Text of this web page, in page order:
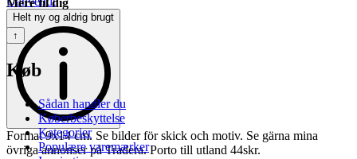
Helt ny og aldrig brugt
Format 9x14 cm. Se bilder för skick och motiv. Se gärna mina
övriga annonser på Tradera. Porto till utland 44skr.
Mere til dig
↑
Køb
Sådan handler du
Køberbeskyttelse
Kategorier
Populære varemærker